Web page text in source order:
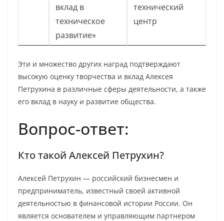
вклад в
техническое
развитие»
технический
центр
Эти и множество других наград подтверждают
высокую оценку творчества и вклад Алексея
Петрухина в различные сферы деятельности, а также
его вклад в науку и развитие общества.
Вопрос-ответ:
Кто такой Алексей Петрухин?
Алексей Петрухин — российский бизнесмен и
предприниматель, известный своей активной
деятельностью в финансовой истории России. Он
является основателем и управляющим партнером